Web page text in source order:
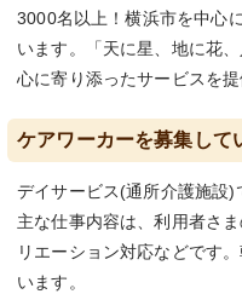
3000名以上！横浜市を中心
います。「天に星、地に花
心に寄り添ったサービスを提
ケアワーカーを募集して
デイサービス(通所介護施設)
主な仕事内容は、利用者さ
リエーション対応などです
います。